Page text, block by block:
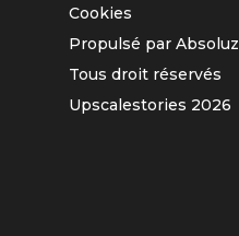
Cookies
Propulsé par Absoluz
Tous droit réservés
Upscalestories 2026